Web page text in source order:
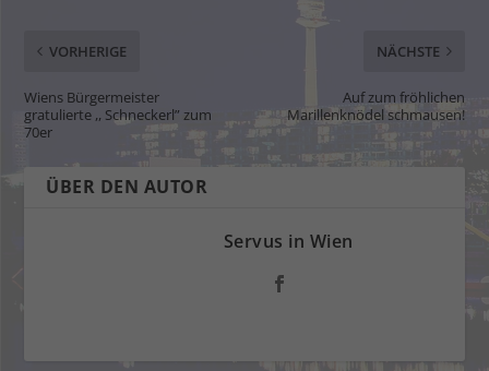
VORHERIGE
Wiens Bürgermeister
gratulierte ,, Schneckerl” zum
70er
NÄCHSTE
Auf zum fröhlichen
Marillenknödel schmausen!
ÜBER DEN AUTOR
Servus in Wien